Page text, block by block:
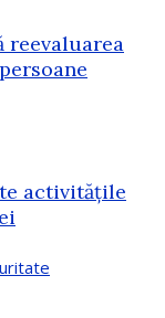
reevaluarea
activitățile